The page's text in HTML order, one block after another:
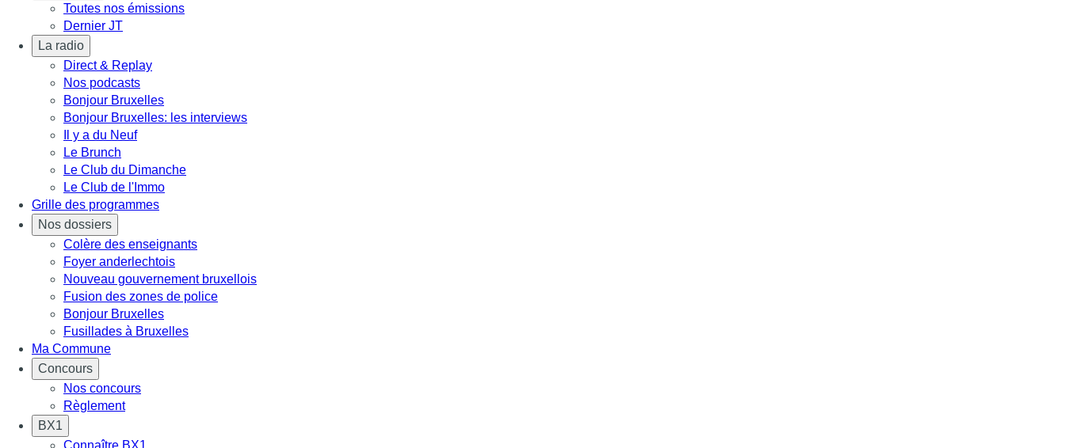
Toutes nos émissions
Dernier JT
La radio
Direct & Replay
Nos podcasts
Bonjour Bruxelles
Bonjour Bruxelles: les interviews
Il y a du Neuf
Le Brunch
Le Club du Dimanche
Le Club de l'Immo
Grille des programmes
Nos dossiers
Colère des enseignants
Foyer anderlechtois
Nouveau gouvernement bruxellois
Fusion des zones de police
Bonjour Bruxelles
Fusillades à Bruxelles
Ma Commune
Concours
Nos concours
Règlement
BX1
Connaître BX1